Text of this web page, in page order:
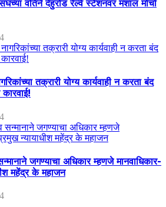
वतिने देहुरोड रेल्वे स्टेशनवर मशाल मोर्चा
तक्रारी योग्य कार्यवाही न करता बंद
जगण्याचा अधिकार म्हणजे मानवाधिकार-
महेंद्र के महाजन